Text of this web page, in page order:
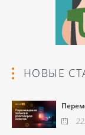
НОВЫЕ